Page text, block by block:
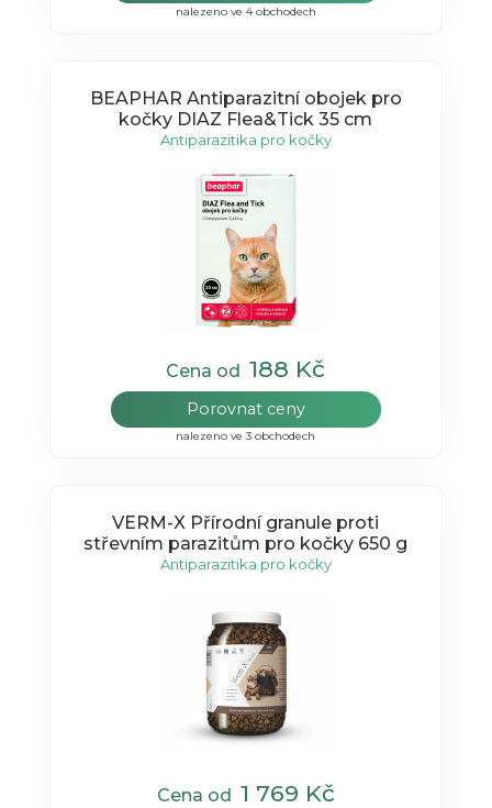
nalezeno ve 4 obchodech
BEAPHAR Antiparazitní obojek pro
kočky DIAZ Flea&Tick 35 cm
Antiparazitika pro kočky
Cena od188 Kč
Porovnat ceny
nalezeno ve 3 obchodech
VERM-X Přírodní granule proti
střevním parazitům pro kočky 650 g
Antiparazitika pro kočky
Cena od 1 769 Kč